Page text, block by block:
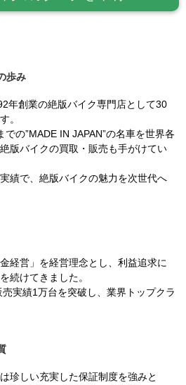
歩み
年創業の絶版バイク専門店として30
。
の”MADE IN JAPAN”の名車を世界各
版バイクの買取・販売も手がけてい
績で、絶版バイクの魅力を次世代へ
経営」を経営理念とし、利益追求に
続けてきました。
実績1万台を突破し、業界トップクラ
珍しい充実した保証制度を強みと